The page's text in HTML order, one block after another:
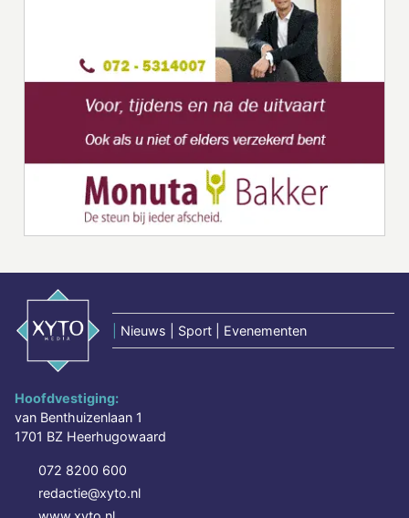
Nieuws | Sport | Evenementen
Hoofdvestiging:
van Benthuizenlaan 1
1701 BZ Heerhugowaard
072 8200 600
redactie@xyto.nl